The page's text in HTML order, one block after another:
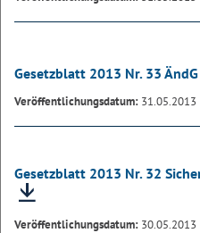
Gesetzblatt 2013 Nr. 33
Veröffentlichungsdatum: 31.05.2013
Gesetzblatt 2013 Nr. 32
Veröffentlichungsdatum: 30.05.2013